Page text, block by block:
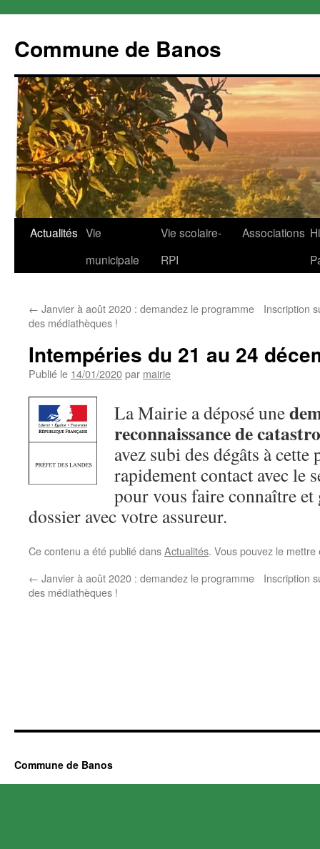
Commune de Banos
Aller
Actualités Vie
municipale
Vie scolaire-
RPI
Associations
← Janvier à août 2020 : demandez le programme
des médiathèques !
Inscription
Intempéries du 21 au 24
Publié le 14/01/2020par mairie
La Mairie a déposé une
reconnaissance de
avez subi des dégâts à
rapidement contact avec le
pour vous faire connaître
dossier avec votre assureur.
Ce contenu a été publié dansActualités. Vous pouvez le
← Janvier à août 2020 : demandez le programme
des médiathèques !
Inscription
Commune de Banos